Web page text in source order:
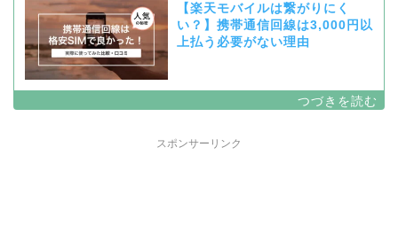
【楽天モバイルは繋がりにく
い？】携帯通信回線は3,000円以
上払う必要がない理由
スポンサーリンク